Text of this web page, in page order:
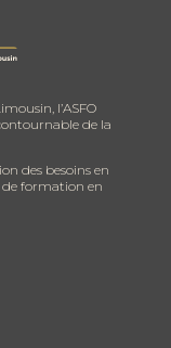
l’ASFO
de la
des besoins en
de formation en